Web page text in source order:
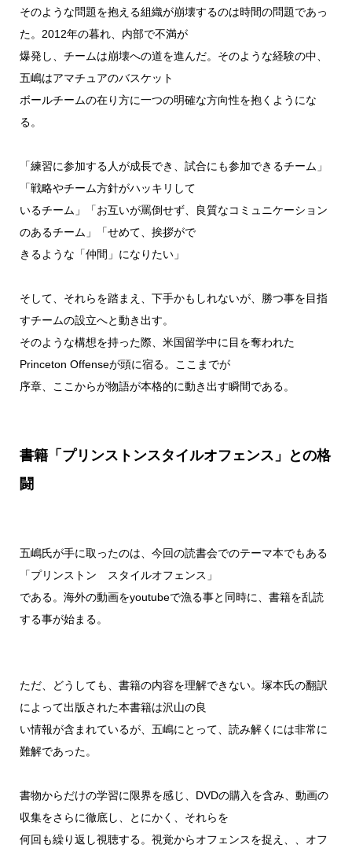
そのような問題を抱える組織が崩壊するのは時間の問題であっ
た。2012年の暮れ、内部で不満が
爆発し、チームは崩壊への道を進んだ。そのような経験の中、
五嶋はアマチュアのバスケット
ボールチームの在り方に一つの明確な方向性を抱くようにな
る。
「練習に参加する人が成長でき、試合にも参加できるチーム」
「戦略やチーム方針がハッキリして
いるチーム」「お互いが罵倒せず、良質なコミュニケーション
のあるチーム」「せめて、挨拶がで
きるような「仲間」になりたい」
そして、それらを踏まえ、下手かもしれないが、勝つ事を目指
すチームの設立へと動き出す。
そのような構想を持った際、米国留学中に目を奪われた
Princeton Offenseが頭に宿る。ここまでが
序章、ここからが物語が本格的に動き出す瞬間である。
書籍「プリンストンスタイルオフェンス」との格
闘
五嶋氏が手に取ったのは、今回の読書会でのテーマ本でもある
「プリンストン スタイルオフェンス」
である。海外の動画をyoutubeで漁る事と同時に、書籍を乱読
する事が始まる。
ただ、どうしても、書籍の内容を理解できない。塚本氏の翻訳
によって出版された本書籍は沢山の良
い情報が含まれているが、五嶋にとって、読み解くには非常に
難解であった。
書物からだけの学習に限界を感じ、DVDの購入を含み、動画の
収集をさらに徹底し、とにかく、それらを
何回も繰り返し視聴する。視覚からオフェンスを捉え、、オフ